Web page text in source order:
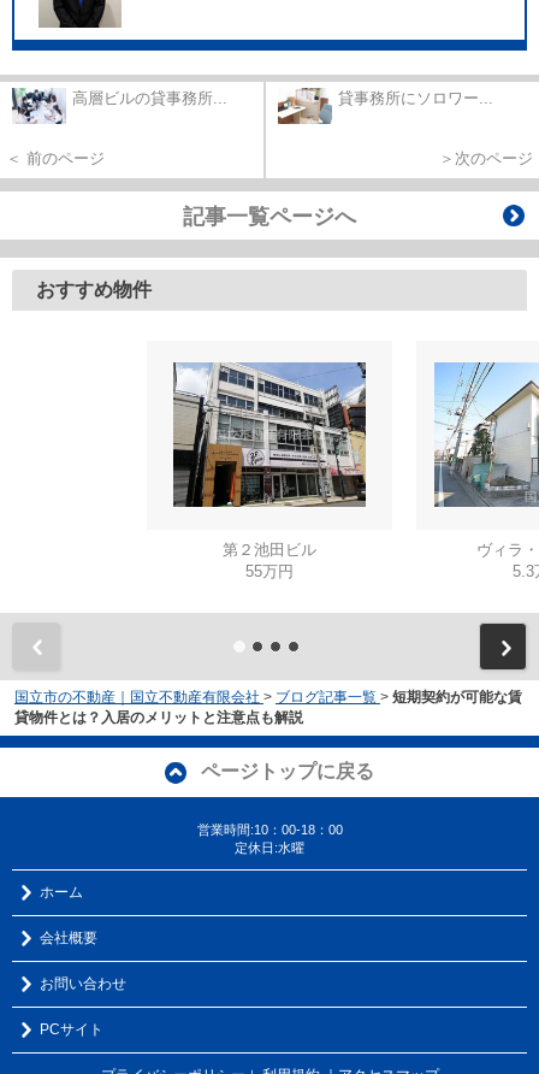
高層ビルの貸事務所...
＜ 前のページ
貸事務所にソロワー...
＞次のページ
記事一覧ページへ
おすすめ物件
第２池田ビル
55万円
ヴィラ
5.3
国立市の不動産｜国立不動産有限会社 > ブログ記事一覧 > 短期契約が可能な賃
貸物件とは？入居のメリットと注意点も解説
ページトップに戻る
営業時間:10：00-18：00
定休日:水曜
ホーム
会社概要
お問い合わせ
PCサイト